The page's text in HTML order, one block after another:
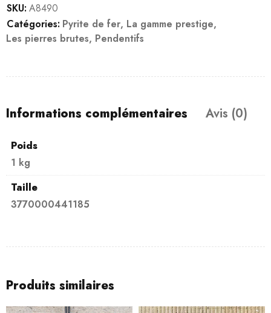
SKU: A8490
Catégories: Pyrite de fer, La gamme prestige,
Les pierres brutes, Pendentifs
Informations complémentaires Avis (0)
Poids
1 kg
Taille
3770000441185
Produits similaires